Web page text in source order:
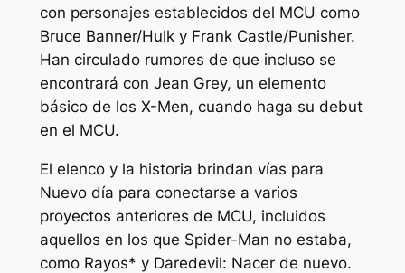
con personajes establecidos del MCU como
Bruce Banner/Hulk y Frank Castle/Punisher.
Han circulado rumores de que incluso se
encontrará con Jean Grey, un elemento
básico de los X-Men, cuando haga su debut
en el MCU.
El elenco y la historia brindan vías para
Nuevo día para conectarse a varios
proyectos anteriores de MCU, incluidos
aquellos en los que Spider-Man no estaba,
como Rayos* y Daredevil: Nacer de nuevo.